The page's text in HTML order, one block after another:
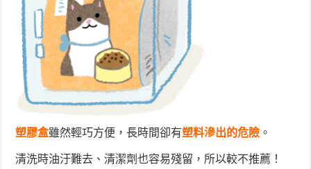
塑膠盒雖然輕巧方便，長時間卻有塑料滲出的危險 。
清洗時油汙難去、清潔劑也容易殘留，所以較不推薦！